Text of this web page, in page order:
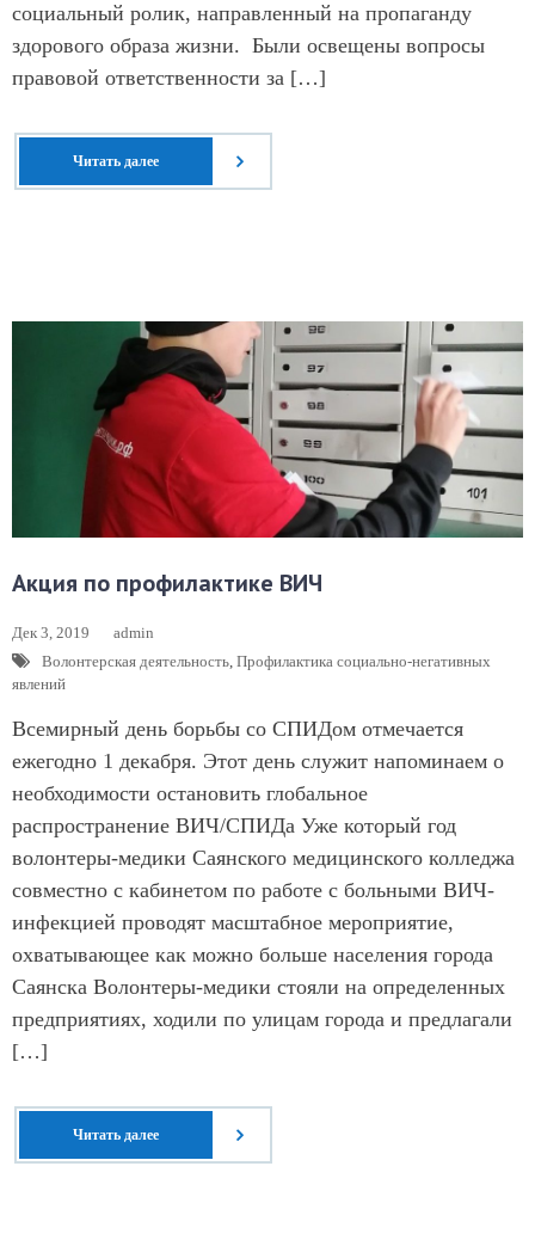
социальный ролик, направленный на пропаганду
здорового образа жизни. Были освещены вопросы
правовой ответственности за […]
Читать далее
Акция по профилактике ВИЧ
Дек 3, 2019
admin
Волонтерская деятельность, Профилактика социально-негативных
явлений
Всемирный день борьбы со СПИДом отмечается
ежегодно 1 декабря. Этот день служит напоминаем о
необходимости остановить глобальное
распространение ВИЧ/СПИДа Уже который год
волонтеры-медики Саянского медицинского колледжа
совместно с кабинетом по работе с больными ВИЧ-
инфекцией проводят масштабное мероприятие,
охватывающее как можно больше населения города
Саянска Волонтеры-медики стояли на определенных
предприятиях, ходили по улицам города и предлагали
[…]
Читать далее